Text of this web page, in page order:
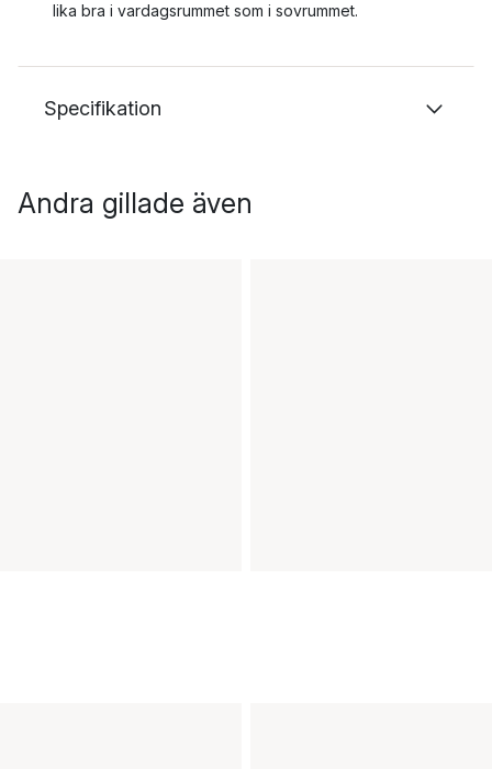
lika bra i vardagsrummet som i sovrummet.
Specifikation
Andra gillade även